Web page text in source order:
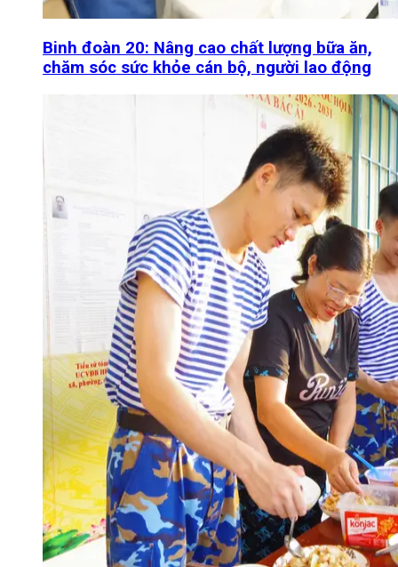
Binh đoàn 20: Nâng cao chất lượng bữa ăn,
chăm sóc sức khỏe cán bộ, người lao động